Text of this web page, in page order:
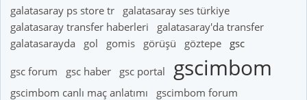
galatasaray ps store tr
galatasaray ses türkiye
galatasaray transfer haberleri
galatasaray'da transfer
galatasarayda
gol gomis görüşü göztepe gsc
gsc forum gsc haber gsc portal gscimbom
gscimbom canlı maç anlatımı
gscimbom forum